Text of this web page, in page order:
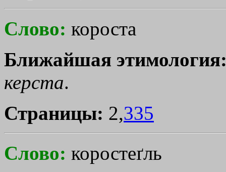
Слово: короста
Ближайшая
керста.
Страницы: 2,335
Слово: коростеґль